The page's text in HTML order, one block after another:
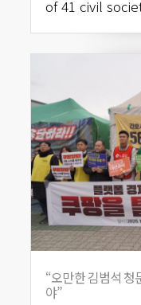
of 41 civil
“오만한 김범석 청
야”